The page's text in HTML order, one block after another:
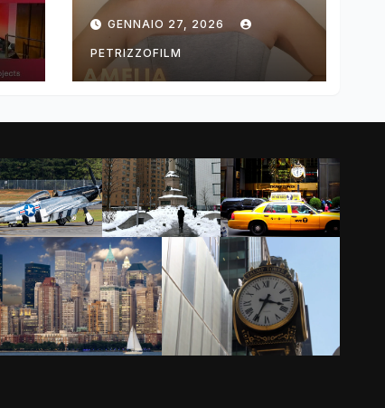
DIMOLDENBERG
RETURNS FOR
THIRD YEAR
GENNAIO 27, 2026
PETRIZZOFILM